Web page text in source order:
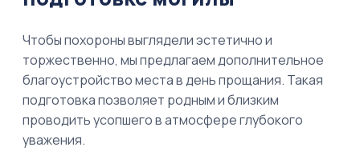
Чтобы похороны выглядели эстетично и
торжественно, мы предлагаем дополнительное
благоустройство места в день прощания. Такая
подготовка позволяет родным и близким
проводить усопшего в атмосфере глубокого
уважения.